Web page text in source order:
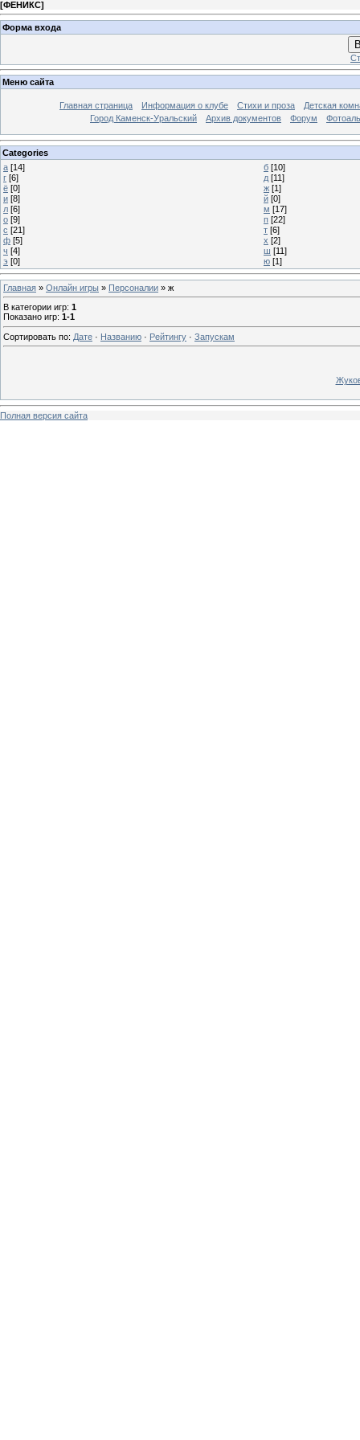
[ФЕНИКС]
Форма входа
Меню сайта
Главная страница Информация о клубе Стихи и проза
Детская
Город Каменск-Уральский
Архив документов Форум
Categories
а [14] б [10]
г [6] д [11]
ё [0] ж [1]
и [8] й [0]
л [6] м [17]
о [9] п [22]
с [21] т [6]
ф [5] х [2]
ч [4] ш [11]
э [0] ю [1]
Главная » Онлайн игры » Персоналии » ж
В категории игр: 1
Показано игр: 1-1
Сортировать по: Дате · Названию · Рейтингу · Запускам
Полная версия сайта